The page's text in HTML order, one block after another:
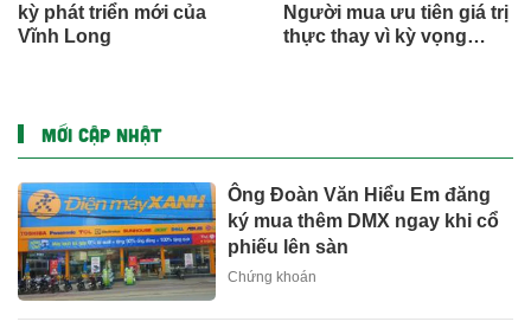
kỳ phát triển mới của
Vĩnh Long
Người mua ưu tiên giá trị
thực thay vì kỳ vọng
MỚI CẬP NHẬT
Ông Đoàn Văn Hiểu Em đăng
ký mua thêm DMX ngay khi cổ
phiếu lên sàn
Chứng khoán